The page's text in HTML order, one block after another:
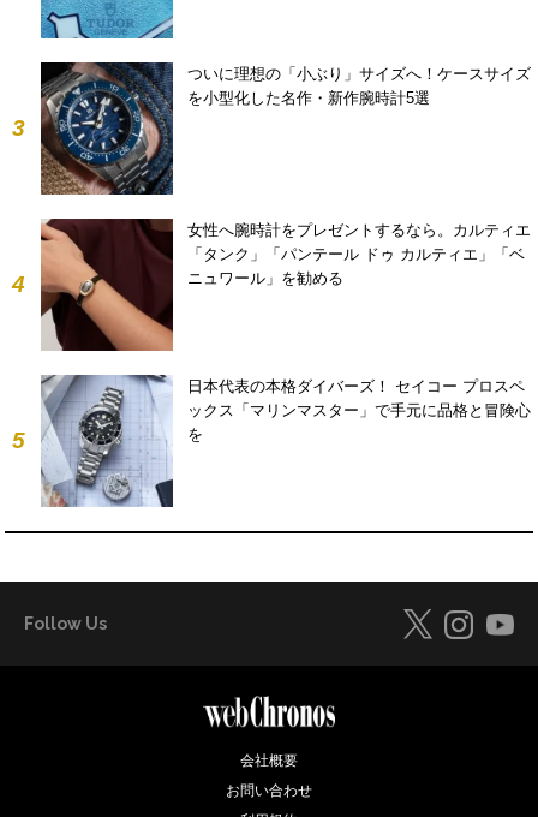
3
ついに理想の「小ぶり」サイズへ！ケースサイズ
を小型化した名作・新作腕時計5選
4
女性へ腕時計をプレゼントするなら。カルティエ
「タンク」「パンテール ドゥ カルティエ」「ベ
ニュワール」を勧める
5
日本代表の本格ダイバーズ！ セイコー プロスペ
ックス「マリンマスター」で手元に品格と冒険心
を
Follow Us
会社概要
お問い合わせ